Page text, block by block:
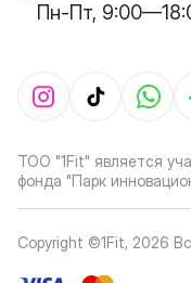
Пн-Пт,
ТОО "1Fit" является
фонда "Парк
Copyright ©1Fit, 2026